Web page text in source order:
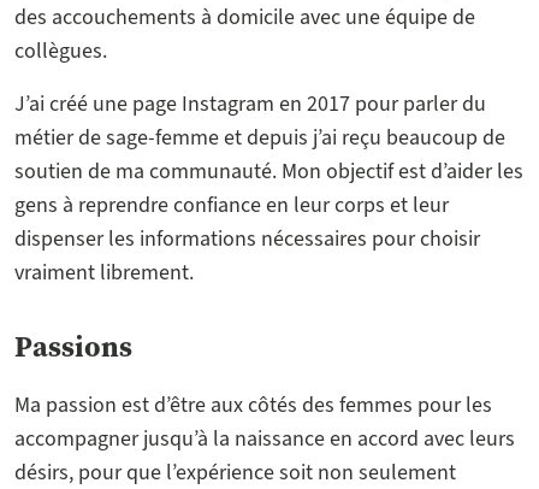
des accouchements à domicile avec une équipe de
collègues.
J’ai créé une page Instagram en 2017 pour parler du
métier de sage-femme et depuis j’ai reçu beaucoup de
soutien de ma communauté. Mon objectif est d’aider les
gens à reprendre confiance en leur corps et leur
dispenser les informations nécessaires pour choisir
vraiment librement.
Passions
Ma passion est d’être aux côtés des femmes pour les
accompagner jusqu’à la naissance en accord avec leurs
désirs, pour que l’expérience soit non seulement